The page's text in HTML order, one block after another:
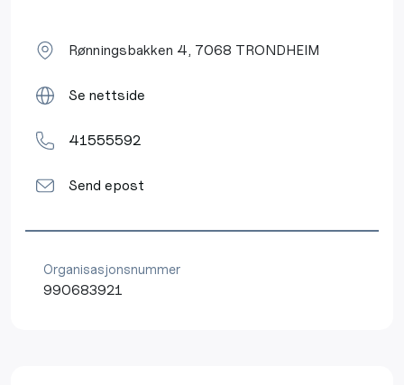
Rønningsbakken 4, 7068 TRONDHEIM
Se nettside
41555592
Send epost
Organisasjonsnummer
990683921